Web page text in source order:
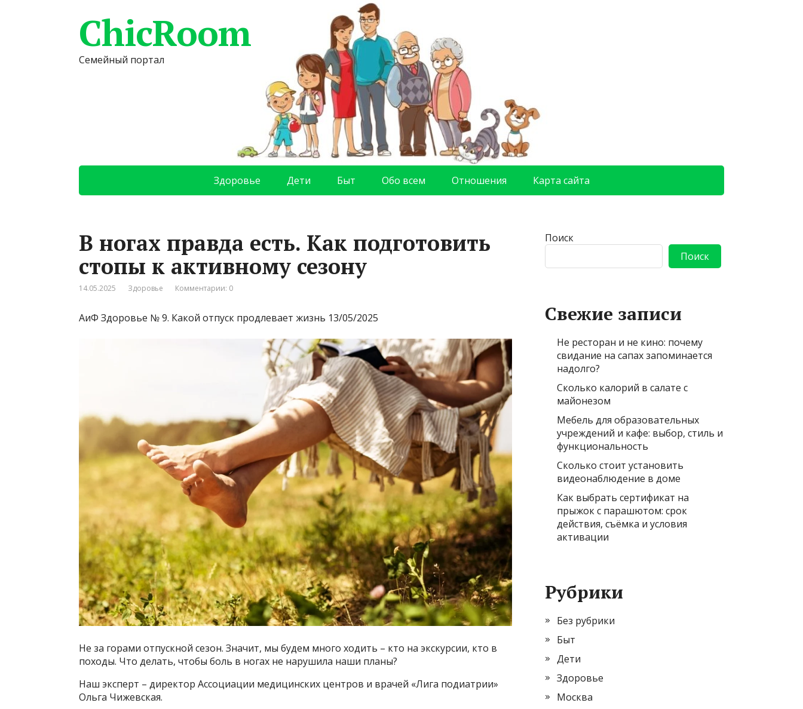
ChicRoom
Семейный портал
Здоровье Дети Быт Обо всем Отношения Карта сайта
В ногах правда есть. Как подготовить
стопы к активному сезону
14.05.2025 Здоровье Комментарии: 0
АиФ Здоровье № 9. Какой отпуск продлевает жизнь 13/05/2025
Не за горами отпускной сезон. Значит, мы будем много ходить – кто на экскурсии, кто в
походы. Что делать, чтобы боль в ногах не нарушила наши планы?
Наш эксперт – директор Ассоциации медицинских центров и врачей «Лига подиатрии»
Ольга Чижевская.
Поиск
Поиск
Свежие записи
Не ресторан и не кино: почему
свидание на сапах запоминается
надолго?
Сколько калорий в салате с
майонезом
Мебель для образовательных
учреждений и кафе: выбор, стиль и
функциональность
Сколько стоит установить
видеонаблюдение в доме
Как выбрать сертификат на
прыжок с парашютом: срок
действия, съёмка и условия
активации
Рубрики
Без рубрики
Быт
Дети
Здоровье
Москва